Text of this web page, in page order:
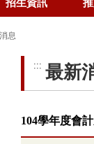
招生資訊
息
::: 最新
104學年度會